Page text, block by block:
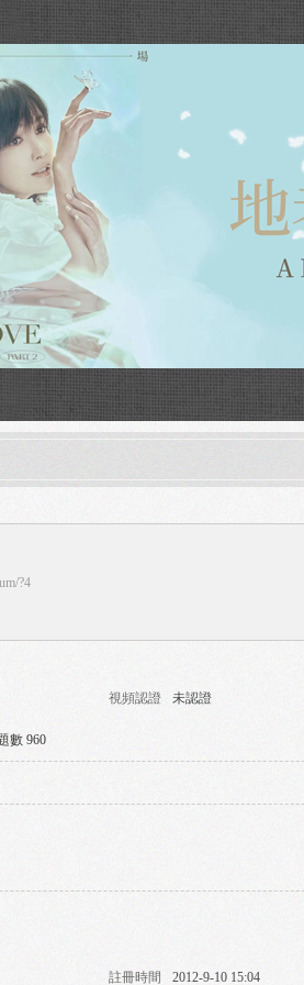
?4
視頻認證 未認證
數 960
註冊時間 2012-9-10 15:04